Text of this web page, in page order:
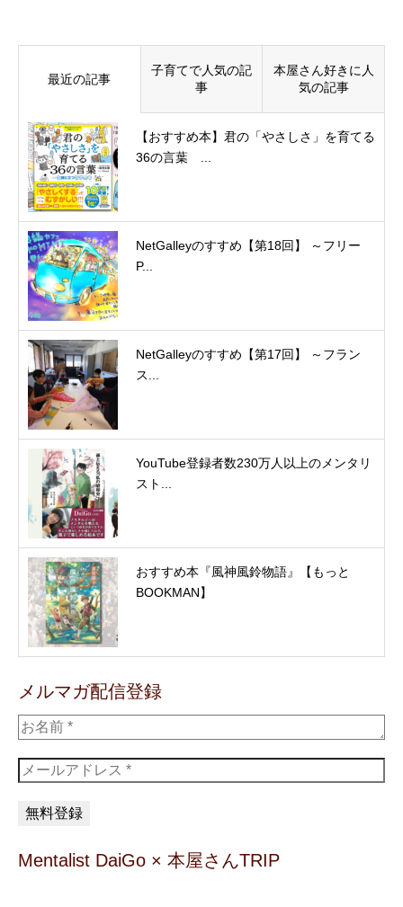
最近の記事
子育てで人気の記
事
本屋さん好きに人
気の記事
【おすすめ本】君の「やさしさ」を育てる
36の言葉 ...
NetGalleyのすすめ【第18回】 ～フリー
P...
NetGalleyのすすめ【第17回】 ～フラン
ス...
YouTube登録者数230万人以上のメンタリ
スト...
おすすめ本『風神風鈴物語』【もっと
BOOKMAN】
メルマガ配信登録
Mentalist DaiGo × 本屋さんTRIP